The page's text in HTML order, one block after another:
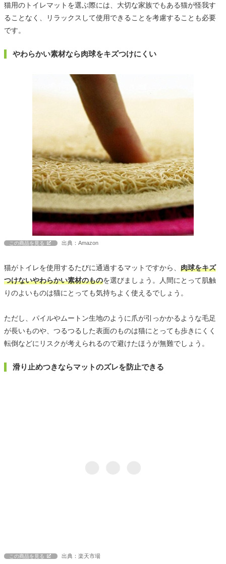
猫用のトイレマットを選ぶ際には、大切な家族でもある猫が怪我す
ることなく、リラックスして使用できることを考慮することも必要
です。
やわらかい素材なら肉球をキズつけにくい
この商品を見る 出典：Amazon
猫がトイレを使用するたびに通過するマットですから、 肉球をキズ
つけないやわらかい素材のものを選びましょう。人間にとって肌触
りのよいものは猫にとっても気持ちよく使えるでしょう。
ただし、パイルやムートン生地のように爪が引っかかるような毛足
が長いものや、つるつるした表面のものは猫にとっても歩きにくく
転倒などにリスクが考えられるので避けたほうが無難でしょう。
滑り止めつきならマットのズレを防止できる
この商品を見る 出典：楽天市場